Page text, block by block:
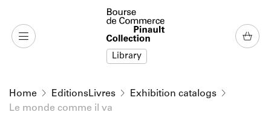
Library
Home EditionsLivres
Exhibition catalogs
Le monde comme il va